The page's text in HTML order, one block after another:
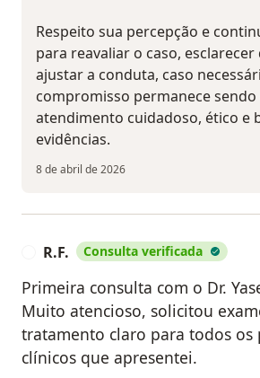
Respeito sua percepção e
para reavaliar o caso, esclarecer
ajustar a conduta, caso
compromisso permanece
atendimento cuidadoso, ético e
evidências.
8 de abril de 2026
R.F. Consulta verificada
Primeira consulta com o Dr.
Muito atencioso, solicitou
tratamento claro para todos os
clínicos que apresentei.